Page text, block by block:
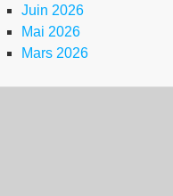
Juin 2026
Mai 2026
Mars 2026